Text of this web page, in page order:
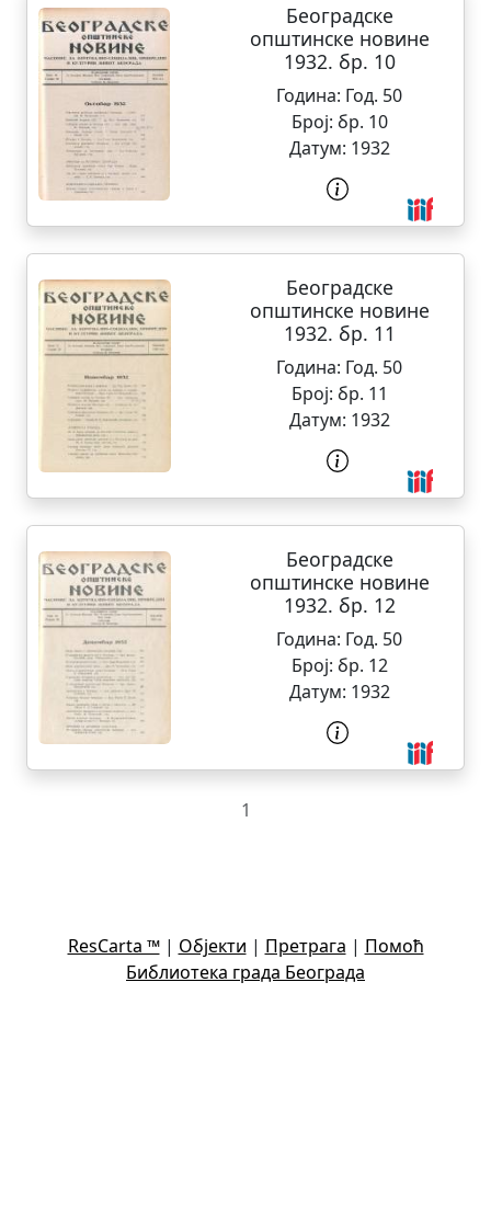
Београдске
општинске новине
1932. бр. 10
Година: Год. 50
Број: бр. 10
Датум: 1932
Београдске
општинске новине
1932. бр. 11
Година: Год. 50
Број: бр. 11
Датум: 1932
Београдске
општинске новине
1932. бр. 12
Година: Год. 50
Број: бр. 12
Датум: 1932
1
ResCarta ™| Објекти | Претрага | Помоћ
Библиотека града Београда